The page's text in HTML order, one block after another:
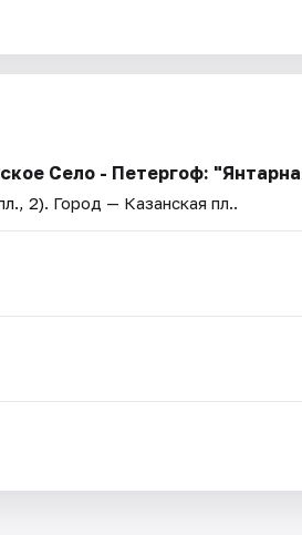
Село - Петергоф:
2). Город — Казанская пл..